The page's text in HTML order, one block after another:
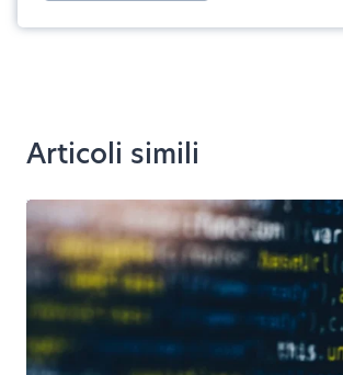
Alipay
Articoli simili